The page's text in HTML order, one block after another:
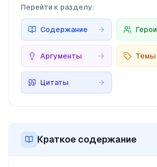
Перейти к разделу:
Содержание Герои
Аргументы Темы
Цитаты
Краткое содержание